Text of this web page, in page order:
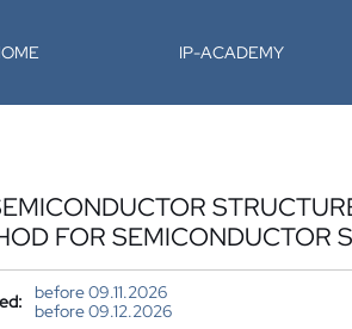
IP-ACADEMY
FOR SEMICONDUCTOR
before 09.11.2026
before 09.12.2026